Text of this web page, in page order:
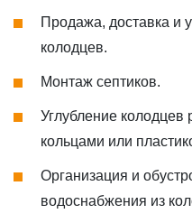
Продажа, доставка и
колодцев.
Монтаж септиков.
Углубление
кольцами или
Организация и
водоснабжения из